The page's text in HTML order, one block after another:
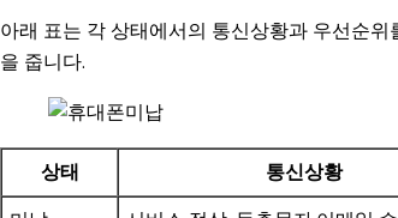
아래 표는 각 상태에서의 통신상황과 우선순
을 줍니다.
상태 통신상황